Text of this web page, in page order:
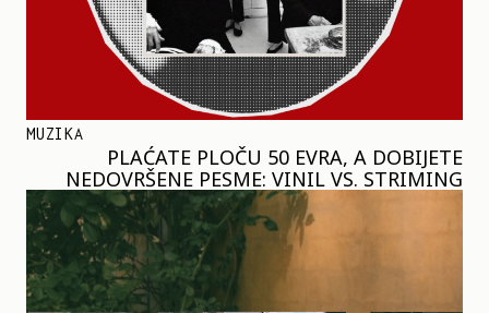
MUZIKA
PLAĆATE PLOČU 50 EVRA, A DOBIJETE
NEDOVRŠENE PESME: VINIL VS. STRIMING